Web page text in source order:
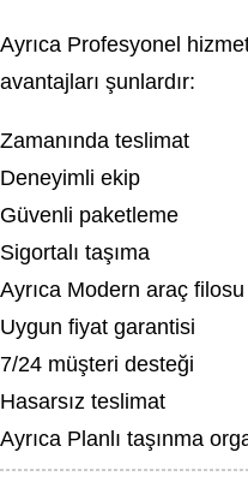
Ayrıca Profesyonel
avantajları şunlardır:
Zamanında teslimat
Deneyimli ekip
Güvenli paketleme
Sigortalı taşıma
Ayrıca Modern araç filosu
Uygun fiyat garantisi
7/24 müşteri desteği
Hasarsız teslimat
Ayrıca Planlı taşınma